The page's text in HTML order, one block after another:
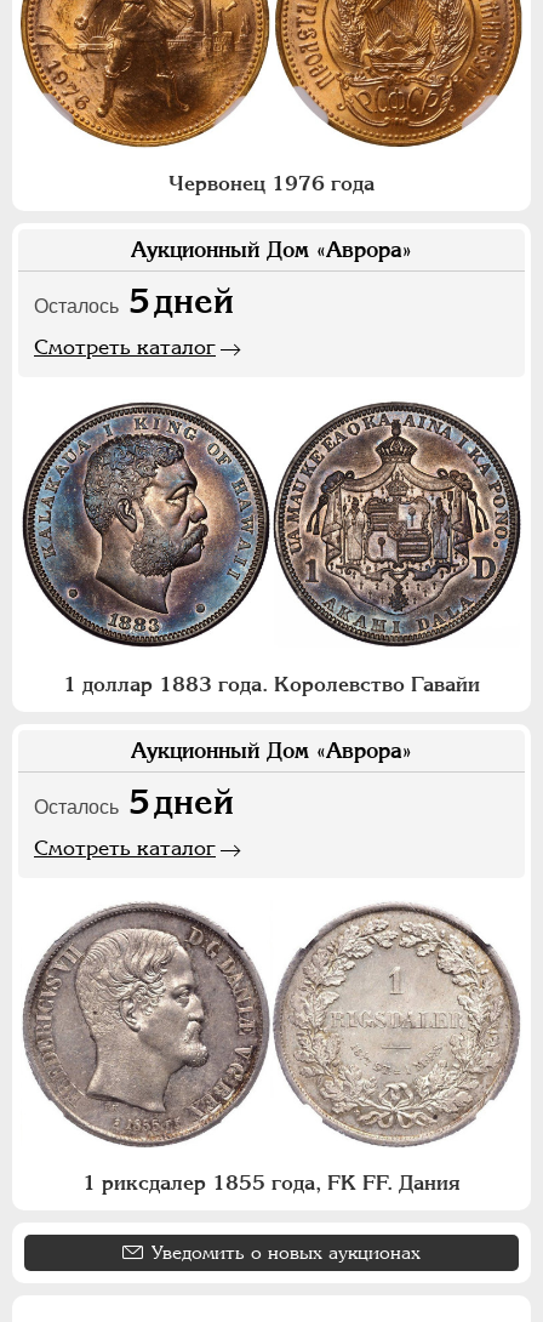
Червонец 1976 года
Аукционный Дом «Аврора»
Осталось 5дней
Смотреть каталог
1 доллар 1883 года. Королевство Гавайи
Аукционный Дом «Аврора»
Осталось 5дней
Смотреть каталог
1 риксдалер 1855 года, FK FF. Дания
Уведомить о новых аукционах